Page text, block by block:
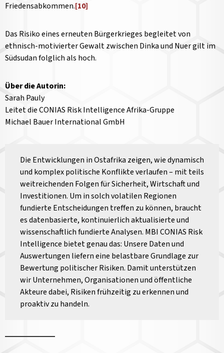
Friedensabkommen.[10]
Das Risiko eines erneuten Bürgerkrieges begleitet von
ethnisch-motivierter Gewalt zwischen Dinka und Nuer gilt im
Südsudan folglich als hoch.
Über die Autorin:
Sarah Pauly
Leitet die CONIAS Risk Intelligence Afrika-Gruppe
Michael Bauer International GmbH
Die Entwicklungen in Ostafrika zeigen, wie dynamisch
und komplex politische Konflikte verlaufen – mit teils
weitreichenden Folgen für Sicherheit, Wirtschaft und
Investitionen. Um in solch volatilen Regionen
fundierte Entscheidungen treffen zu können, braucht
es datenbasierte, kontinuierlich aktualisierte und
wissenschaftlich fundierte Analysen. MBI CONIAS Risk
Intelligence bietet genau das: Unsere Daten und
Auswertungen liefern eine belastbare Grundlage zur
Bewertung politischer Risiken. Damit unterstützen
wir Unternehmen, Organisationen und öffentliche
Akteure dabei, Risiken frühzeitig zu erkennen und
proaktiv zu handeln.